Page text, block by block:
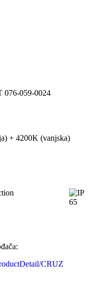
076-059-0024
+ 4200K (vanjska)
CRUZ